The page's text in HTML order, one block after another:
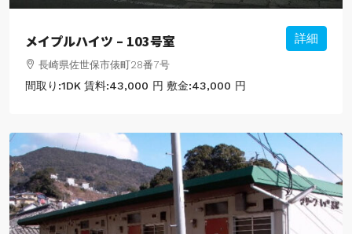
メイプルハイツ – 103号室
長崎県佐世保市俵町28番7号
間取り:1DK 賃料:43,000 円 敷金:43,000 円
詳細